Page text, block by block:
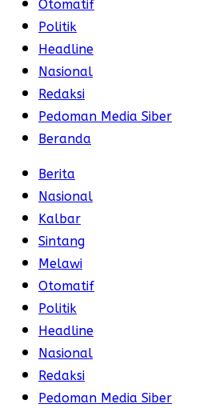
Otomatif
Politik
Headline
Nasional
Redaksi
Pedoman Media Siber
Beranda
Berita
Nasional
Kalbar
Sintang
Melawi
Otomatif
Politik
Headline
Nasional
Redaksi
Pedoman Media Siber